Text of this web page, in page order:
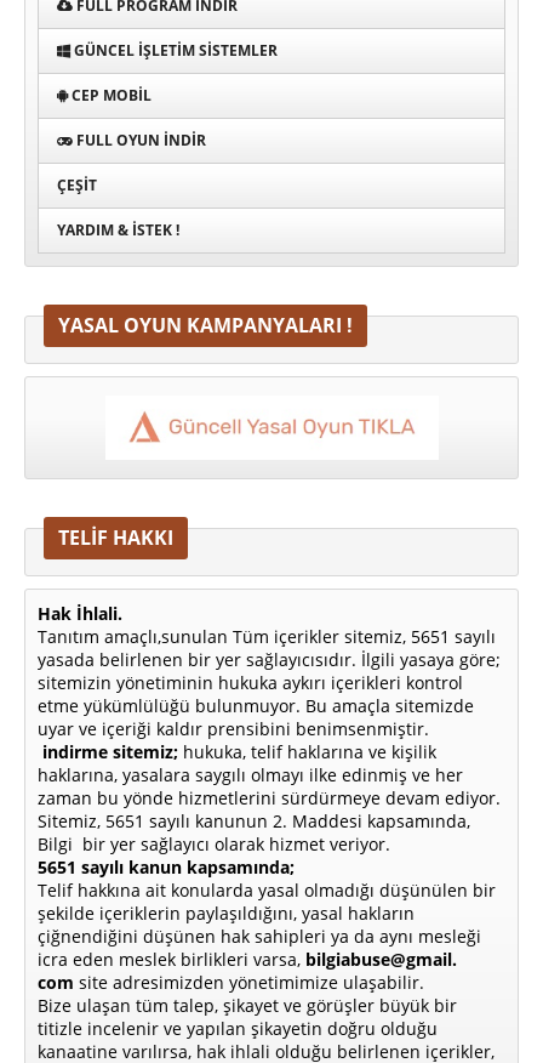
FULL PROGRAM INDIR
GÜNCEL İŞLETIM SISTEMLER
CEP MOBIL
FULL OYUN İNDIR
ÇEŞIT
YARDIM & İSTEK !
YASAL OYUN KAMPANYALARI !
TELİF HAKKI
Hak İhlali.
Tanıtım amaçlı,sunulan Tüm içerikler sitemiz, 5651 sayılı
yasada belirlenen bir yer sağlayıcısıdır. İlgili yasaya göre;
sitemizin yönetiminin hukuka aykırı içerikleri kontrol
etme yükümlülüğü bulunmuyor. Bu amaçla sitemizde
uyar ve içeriği kaldır prensibini benimsenmiştir.
indirme sitemiz; hukuka, telif haklarına ve kişilik
haklarına, yasalara saygılı olmayı ilke edinmiş ve her
zaman bu yönde hizmetlerini sürdürmeye devam ediyor.
Sitemiz, 5651 sayılı kanunun 2. Maddesi kapsamında,
Bilgi bir yer sağlayıcı olarak hizmet veriyor.
5651 sayılı kanun kapsamında;
Telif hakkına ait konularda yasal olmadığı düşünülen bir
şekilde içeriklerin paylaşıldığını, yasal hakların
çiğnendiğini düşünen hak sahipleri ya da aynı mesleği
icra eden meslek birlikleri varsa, bilgiabuse@gmail.
com site adresimizden yönetimimize ulaşabilir.
Bize ulaşan tüm talep, şikayet ve görüşler büyük bir
titizle incelenir ve yapılan şikayetin doğru olduğu
kanaatine varılırsa, hak ihlali olduğu belirlenen içerikler,